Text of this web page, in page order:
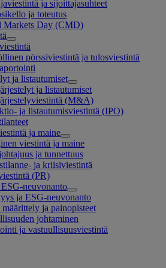
ja sijoittajasuhteet
ja toteutus
Markets Day (CMD)
pörssiviestintä ja tulosviestintä
ja listautumiset
ja listautumiset
(M&A)
ja listautumisviestintä (IPO)
ja maine
viestintä ja maine
ja tunnettuus
ja kriisiviestintä
(PR)
neuvonanto
ja ESG-neuvonanto
ja painopisteet
johtaminen
ja vastuullisuusviestintä